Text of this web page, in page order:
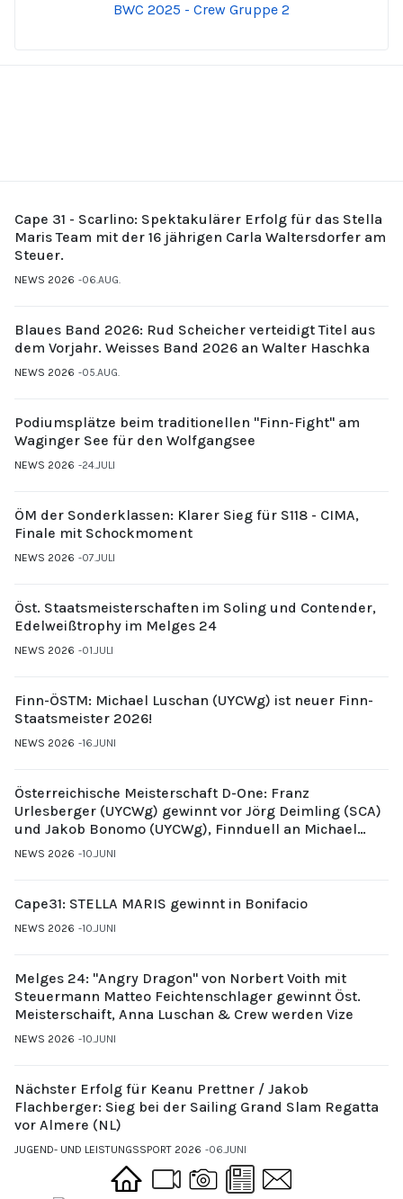
BWC 2025 - Crew Gruppe 2
Cape 31 - Scarlino: Spektakulärer Erfolg für das Stella
Maris Team mit der 16 jährigen Carla Waltersdorfer am
Steuer.
NEWS 2026 06.AUG.
Blaues Band 2026: Rud Scheicher verteidigt Titel aus
dem Vorjahr. Weisses Band 2026 an Walter Haschka
NEWS 2026 05.AUG.
Podiumsplätze beim traditionellen "Finn-Fight" am
Waginger See für den Wolfgangsee
NEWS 2026 24.JULI
ÖM der Sonderklassen: Klarer Sieg für S118 - CIMA,
Finale mit Schockmoment
NEWS 2026 07.JULI
Öst. Staatsmeisterschaften im Soling und Contender,
Edelweißtrophy im Melges 24
NEWS 2026 01.JULI
Finn-ÖSTM: Michael Luschan (UYCWg) ist neuer Finn-
Staatsmeister 2026!
NEWS 2026 16.JUNI
Österreichische Meisterschaft D-One: Franz
Urlesberger (UYCWg) gewinnt vor Jörg Deimling (SCA)
und Jakob Bonomo (UYCWg), Finnduell an Michael
Gubi (UYCMo)
NEWS 2026 10.JUNI
Cape31: STELLA MARIS gewinnt in Bonifacio
NEWS 2026 10.JUNI
Melges 24: "Angry Dragon" von Norbert Voith mit
Steuermann Matteo Feichtenschlager gewinnt Öst.
Meisterschaift, Anna Luschan & Crew werden Vize
NEWS 2026 10.JUNI
Nächster Erfolg für Keanu Prettner / Jakob
Flachberger: Sieg bei der Sailing Grand Slam Regatta
vor Almere (NL)
JUGEND- UND LEISTUNGSSPORT 2026 06.JUNI